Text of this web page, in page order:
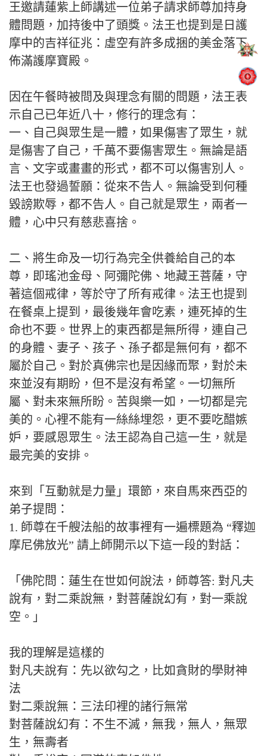
王邀請蓮紫上師講述一位弟子請求師尊加持身
體問題，加持後中了頭獎。法王也提到是日護
摩中的吉祥征兆：虛空有許多成捆的美金落下
佈滿護摩寶殿。
因在午餐時被問及與理念有關的問題，法王表
示自己已年近八十，修行的理念有：
一、自己與眾生是一體，如果傷害了眾生，就
是傷害了自己，千萬不要傷害眾生。無論是語
言、文字或畫畫的形式，都不可以傷害別人。
法王也發過誓願：從來不告人。無論受到何種
毀謗欺辱，都不告人。自己就是眾生，兩者一
體，心中只有慈悲喜捨。
二、將生命及一切行為完全供養給自己的本
尊，即瑤池金母、阿彌陀佛、地藏王菩薩，守
著這個戒律，等於守了所有戒律。法王也提到
在餐桌上提到，最後幾年會吃素，連死掉的生
命也不要。世界上的東西都是無所得，連自己
的身體、妻子、孩子、孫子都是無何有，都不
屬於自己。對於真佛宗也是因緣而聚，對於未
來並沒有期盼，但不是沒有希望。一切無所
屬、對未來無所盼。苦與樂一如，一切都是完
美的。心裡不能有一絲絲埋怨，更不要吃醋嫉
妒，要感恩眾生。法王認為自己這一生，就是
最完美的安排。
來到「互動就是力量」環節，來自馬來西亞的
弟子提問：
1. 師尊在千艘法船的故事裡有一遍標題為 “釋迦
摩尼佛放光” 請上師開示以下這一段的對話：
「佛陀問：蓮生在世如何說法，師尊答: 對凡夫
說有，對二乘說無，對菩薩說幻有，對一乘說
空。」
我的理解是這樣的
對凡夫說有：先以欲勾之，比如貪財的學財神
法
對二乘說無：三法印裡的諸行無常
對菩薩說幻有：不生不滅，無我，無人，無眾
生，無壽者